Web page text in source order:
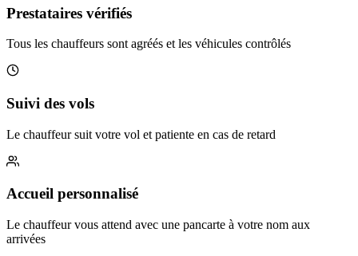
Prestataires vérifiés
Tous les chauffeurs sont agréés et les véhicules contrôlés
Suivi des vols
Le chauffeur suit votre vol et patiente en cas de retard
Accueil personnalisé
Le chauffeur vous attend avec une pancarte à votre nom aux
arrivées